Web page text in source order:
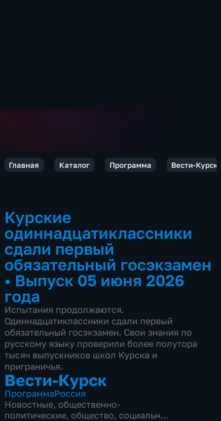
Главная Каталог Программа Вести-Курск
Курские
одиннадцатиклассники
сдали первый
обязательный госэкзамен
• Выпуск 05 июня 2026
года
Испытания продолжаются.
Одиннадцатиклассники сдали первый
обязательный госэкзамен. Свои знания по
русскому языку проверили более полутора
тысяч выпускников школ Курска и
приграничья.
Вести-Курск
ПрограммаРоссия
Новостные, общественно-
политические, общество, социально-